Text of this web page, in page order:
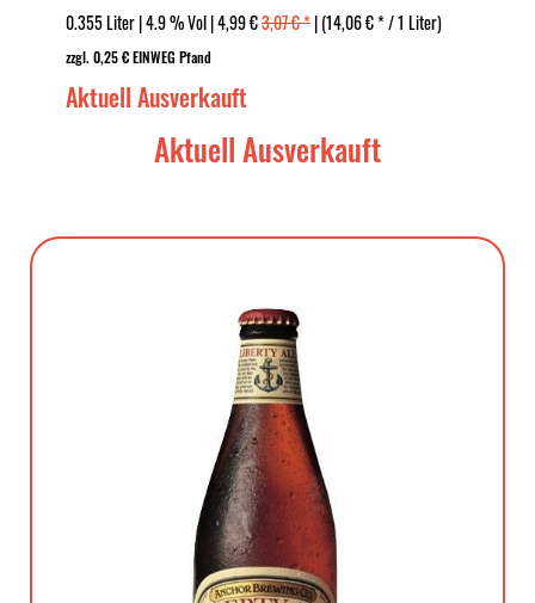
0.355 Liter | 4.9 % Vol | 4,99 €3,07 € *| (14,06 € * / 1 Liter)
zzgl. 0,25 € EINWEG Pfand
Aktuell Ausverkauft
Aktuell Ausverkauft